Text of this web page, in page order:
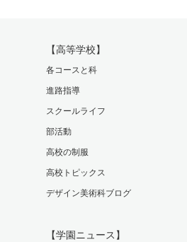
【高等学校】
各コースと科
進路指導
スクールライフ
部活動
高校の制服
高校トピックス
デザイン美術科ブログ
【学園ニュース】